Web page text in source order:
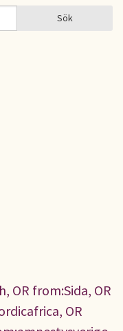
Sök
OR from:Sida, OR
OR